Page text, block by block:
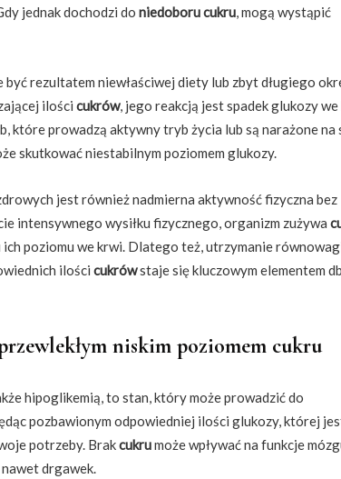
jednak dochodzi do niedoboru cukru, mogą wystąpić
być rezultatem niewłaściwej diety lub zbyt długiego
ilości cukrów, jego reakcją jest spadek glukozy
które prowadzą aktywny tryb życia lub są narażone na
skutkować niestabilnym poziomem glukozy.
jest również nadmierna aktywność fizyczna bez
intensywnego wysiłku fizycznego, organizm zużywa
poziomu we krwi. Dlatego też, utrzymanie
ilości cukrówstaje się kluczowym elementem
niskim poziomem cukru
hipoglikemią, to stan, który może prowadzić do
pozbawionym odpowiedniej ilości glukozy, której
potrzeby. Brakcukrumoże wpływać na funkcje
drgawek.